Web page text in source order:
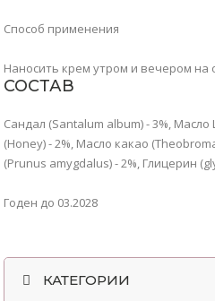
Способ применения
Наносить крем утром и вечером
СОСТАВ
Сандал (Santalum album) - 3%,
(Honey) - 2%, Масло какао
(Prunus amygdalus) - 2%, Глицерин
Годен до 03.2028
КАТЕГОРИИ